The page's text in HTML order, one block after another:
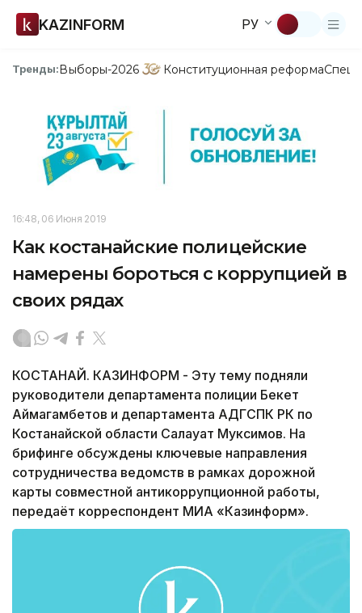
KAZINFORM РУ
Тренды:Выборы-2026 Конституционная реформа
16:48, 06 Июня 2019
Как костанайские полицейские
намерены бороться с коррупцией в
своих рядах
КОСТАНАЙ. КАЗИНФОРМ - Эту тему подняли
руководители департамента полиции Бекет
Аймагамбетов и департамента АДГСПК РК по
Костанайской области Салауат Муксимов. На
брифинге обсуждены ключевые направления
сотрудничества ведомств в рамках дорожной
карты совместной антикоррупционной работы,
передаёт корреспондент МИА «Казинформ».